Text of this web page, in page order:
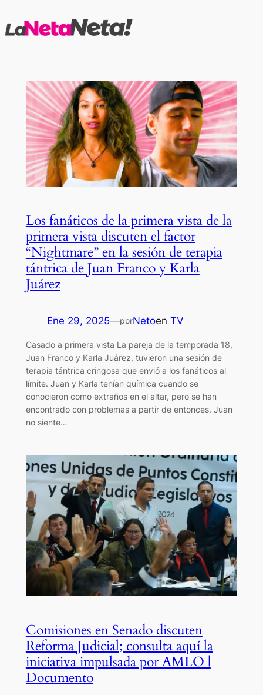
al
Los fanáticos de la primera vista de la
primera vista discuten el factor
“Nightmare” en la sesión de terapia
tántrica de Juan Franco y Karla
Juárez
Ene 29, 2025—porNetoen TV
Casado a primera vista La pareja de la temporada 18,
Juan Franco y Karla Juárez, tuvieron una sesión de
terapia tántrica cringosa que envió a los fanáticos al
límite. Juan y Karla tenían química cuando se
conocieron como extraños en el altar, pero se han
encontrado con problemas a partir de entonces. Juan
no siente…
Comisiones en Senado discuten
Reforma Judicial; consulta aquí la
iniciativa impulsada por AMLO |
Documento